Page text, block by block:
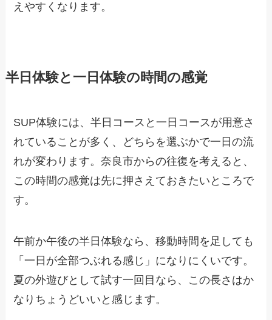
えやすくなります。
半日体験と一日体験の時間の感覚
SUP体験には、半日コースと一日コースが用意さ
れていることが多く、どちらを選ぶかで一日の流
れが変わります。奈良市からの往復を考えると、
この時間の感覚は先に押さえておきたいところで
す。
午前か午後の半日体験なら、移動時間を足しても
「一日が全部つぶれる感じ」になりにくいです。
夏の外遊びとして試す一回目なら、この長さはか
なりちょうどいいと感じます。